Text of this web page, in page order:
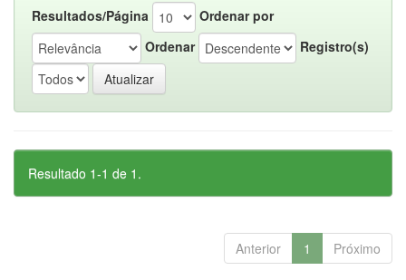
Resultados/Página
Ordenar por
Ordenar
Registro(s)
Resultado 1-1 de 1.
Anterior 1 Próximo